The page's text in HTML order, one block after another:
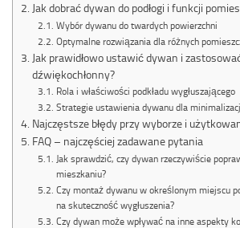
Jak dobrać dywan do podłogi i funkcji
Wybór dywanu do twardych powierzchni
Optymalne rozwiązania dla różnych
Jak prawidłowo ustawić dywan i
dźwiękochłonny?
Rola i właściwości podkładu wygłuszającego
Strategie ustawienia dywanu dla
Najczęstsze błędy przy wyborze i
FAQ – najczęściej zadawane pytania
Jak sprawdzić, czy dywan rzeczywiście
mieszkaniu?
Czy montaż dywanu w określonym miejscu
na skuteczność wygłuszenia?
Czy dywan może wpływać na inne aspekty